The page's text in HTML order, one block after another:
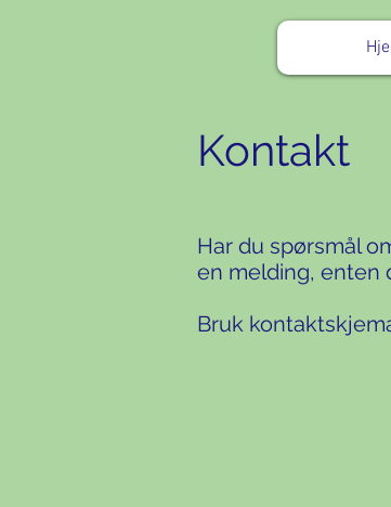
Kontakt
Har du spørsmål
en melding, enten
Bruk